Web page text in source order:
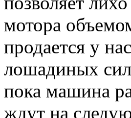
мотора
продается у
лошадиных
пока машина
ждут на